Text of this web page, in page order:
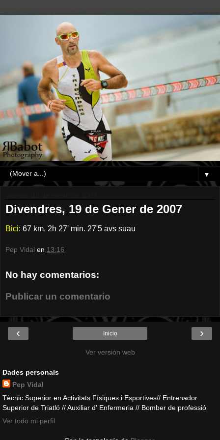
▼
Divendres, 19 de Gener de 2007
Bici: 67 km. 2h 27' min. 27'5 avs suau
Pep Vidal en 13:16
No hay comentarios:
Publicar un comentario
‹ ›
Inicio
Ver versión web
Dades personals
Pep Vidal
Tècnic Superior en Activitats Físiques i Esportives// Entrenador
Superior de Triatló // Auxiliar d' Enfermeria // Bomber de professió
Ver todo mi perfil